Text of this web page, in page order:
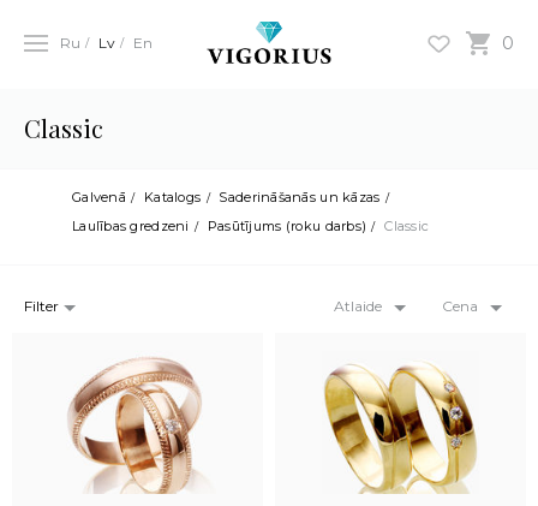
0
Ru Lv En
Classic
Galvenā Katalogs
Saderināšanās un kāzas
Laulības gredzeni
Pasūtījums (roku darbs) Classic
Filter Atlaide Cena